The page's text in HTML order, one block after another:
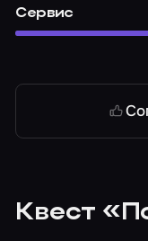
Сервис
Квест